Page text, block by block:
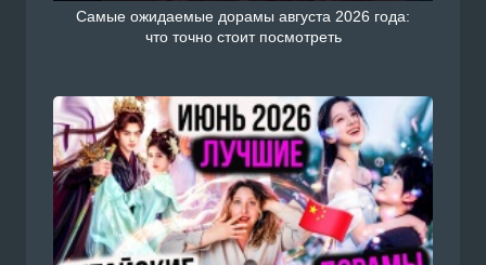
Самые ожидаемые дорамы августа 2026 года:
что точно стоит посмотреть